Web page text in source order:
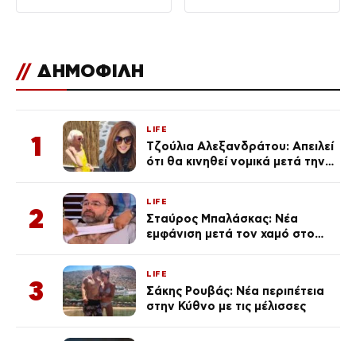
// ΔΗΜΟΦΙΛΗ
1
LIFE
Τζούλια Αλεξανδράτου: Απειλεί
ότι θα κινηθεί νομικά μετά την
2
LIFE
Σταύρος Μπαλάσκας: Νέα
εμφάνιση μετά τον χαμό στο
3
LIFE
Σάκης Ρουβάς: Νέα περιπέτεια
στην Κύθνο με τις μέλισσες